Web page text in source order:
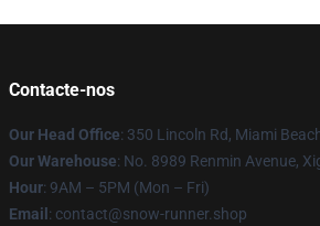
Contacte-nos
Our Head Office: 350 Lincoln Rd, Miami
Our Warehouse: No. 8989 Renmin Avenue,
Hour: 9AM – 5PM (Mon – Fri)
Email : contact@snow-runner.shop